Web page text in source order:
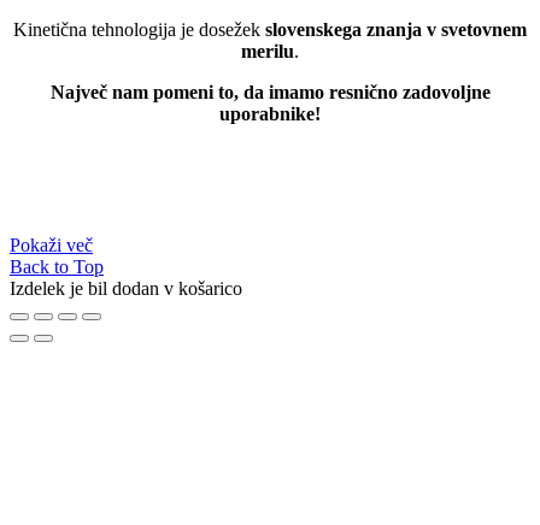
Kinetična tehnologija je dosežek slovenskega znanja v svetovnem
merilu.
Največ nam pomeni to, da imamo resnično zadovoljne
uporabnike!
Pokaži več
Back to Top
Izdelek je bil dodan v košarico